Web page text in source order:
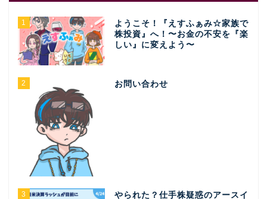
1
ようこそ！『えすふぁみ☆家族で
株投資』へ！〜お金の不安を『楽
しい』に変えよう〜
2 お問い合わせ
3
やられた？仕手株疑惑のアースイ